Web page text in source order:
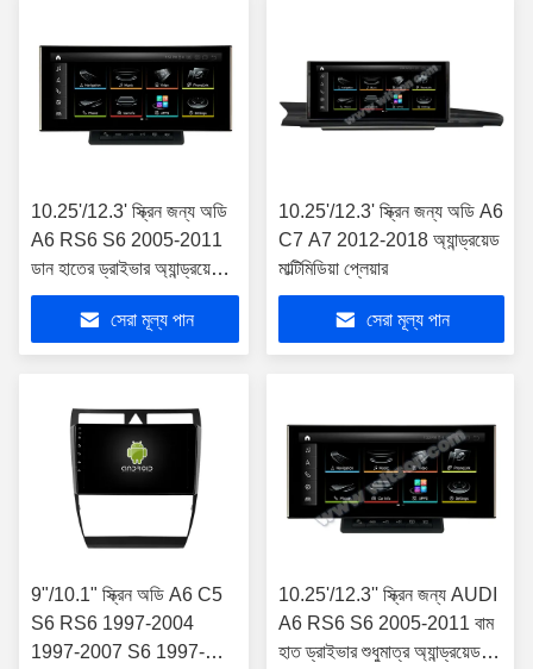
10.25'/12.3' স্ক্রিন জন্য অডি
A6 RS6 S6 2005-2011
ডান হাতের ড্রাইভার অ্যান্ড্রয়েড
মাল্টিমিডিয়া প্লেয়ার
সেরা মূল্য পান
10.25'/12.3' স্ক্রিন জন্য অডি A6
C7 A7 2012-2018 অ্যান্ড্রয়েড
মাল্টিমিডিয়া প্লেয়ার
সেরা মূল্য পান
9"/10.1" স্ক্রিন অডি A6 C5
S6 RS6 1997-2004
1997-2007 S6 1997-
10.25'/12.3'' স্ক্রিন জন্য AUDI
A6 RS6 S6 2005-2011 বাম
হাত ড্রাইভার শুধুমাত্র অ্যান্ড্রয়েড